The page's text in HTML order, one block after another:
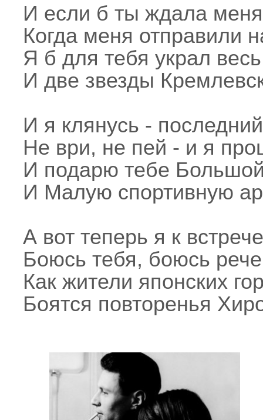
И если б ты ждала меня
Когда меня отправили
Я б для тебя украл
И две звезды
И я клянусь -
Не ври, не пей - и я
И подарю тебе
И Малую спортивную
А вот теперь я к
Боюсь тебя, боюсь
Как жители японских
Боятся повторенья